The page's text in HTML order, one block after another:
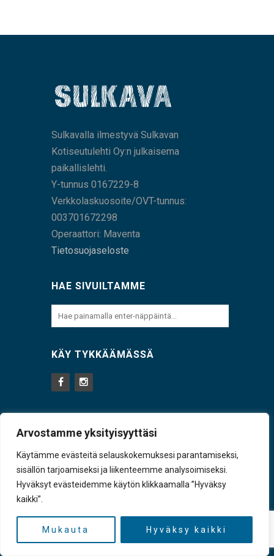
Arvostamme yksityisyyttäsi
Käytämme evästeitä selauskokemuksesi parantamiseksi,
sisällön tarjoamiseksi ja liikenteemme analysoimiseksi.
Hyväksyt evästeidemme käytön klikkaamalla ”Hyväksy
kaikki”.
Mukauta Hyväksy kaikki
Sulkavalla ilmestyvä Sulkavan
Kotiseutulehti Oy:n julkaisema
paikallislehti.
Y-tunnus 0167229-8
Verkkolaskuosoite/OVT-tunnus:
003701672298
Operaattori: Maventa
Tietosuojaseloste
HAE SIVUILTAMME
KÄY TYKKÄÄMÄSSÄ
UUSIMMAT
Terveysaseman tiloista neuvotellaan pian
5.8.2026
Mittava seminaari isovihasta Sulkavalla